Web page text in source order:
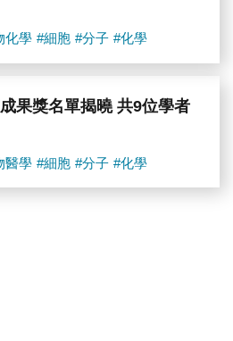
化學 #細胞 #分子 #化學
果獎名單揭曉 共9位學者
醫學 #細胞 #分子 #化學